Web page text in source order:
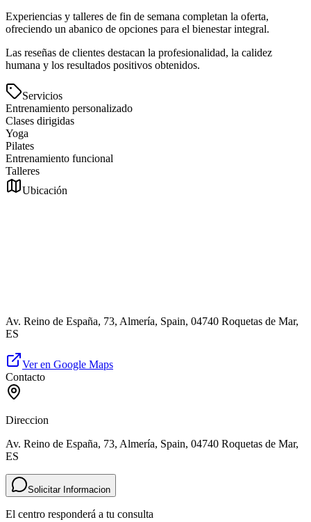
Experiencias y talleres de fin de semana completan la oferta,
ofreciendo un abanico de opciones para el bienestar integral.
Las reseñas de clientes destacan la profesionalidad, la calidez
humana y los resultados positivos obtenidos.
Servicios
Entrenamiento personalizado
Clases dirigidas
Yoga
Pilates
Entrenamiento funcional
Talleres
Ubicación
Av. Reino de España, 73, Almería, Spain, 04740 Roquetas de Mar,
ES
Ver en Google Maps
Contacto
Direccion
Av. Reino de España, 73, Almería, Spain, 04740 Roquetas de Mar,
ES
Solicitar Informacion
El centro responderá a tu consulta